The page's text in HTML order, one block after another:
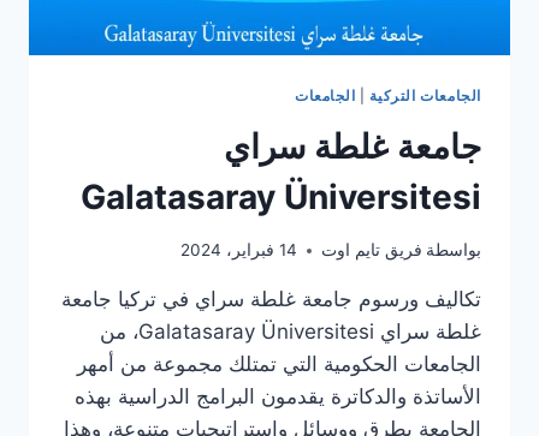
الجامعات التركية الجامعات
جامعة غلطة سراي
Galatasaray Üniversitesi
بواسطة فريق تايم اوت 14 فبراير، 2024
تكاليف ورسوم جامعة غلطة سراي في تركيا جامعة
غلطة سراي Galatasaray Üniversitesi، من
الجامعات الحكومية التي تمتلك مجموعة من أمهر
الأساتذة والدكاترة يقدمون البرامج الدراسية بهذه
الجامعة بطرق ووسائل واستراتيجيات متنوعة، وهذا